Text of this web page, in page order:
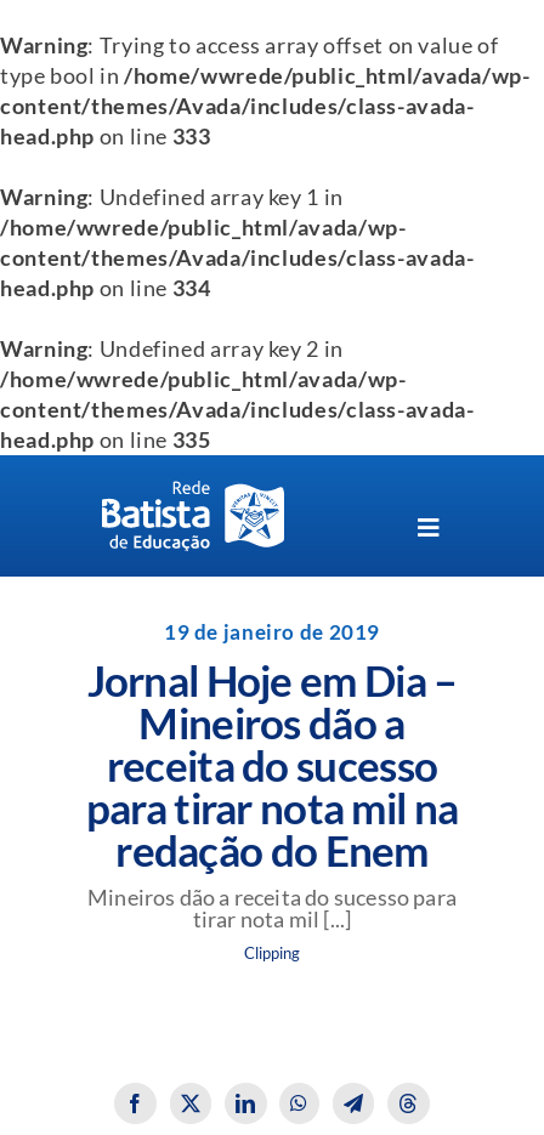
Warning: Trying to access array offset on value of
type bool in/home/wwrede/public_html/avada/wp-
content/themes/Avada/includes/class-avada-
head.php on line 333
Warning: Undefined array key 1 in
/home/wwrede/public_html/avada/wp-
content/themes/Avada/includes/class-avada-
head.php on line 334
Warning: Undefined array key 2 in
/home/wwrede/public_html/avada/wp-
content/themes/Avada/includes/class-avada-
head.php on line 335
Toggle
Navigation
Perguntas Frequentes
Blog da Rede Batista
19 de janeiro de 2019
Jornal Hoje em Dia –
Mineiros dão a
receita do sucesso
para tirar nota mil na
redação do Enem
Mineiros dão a receita do sucesso para
tirar nota mil [...]
Clipping